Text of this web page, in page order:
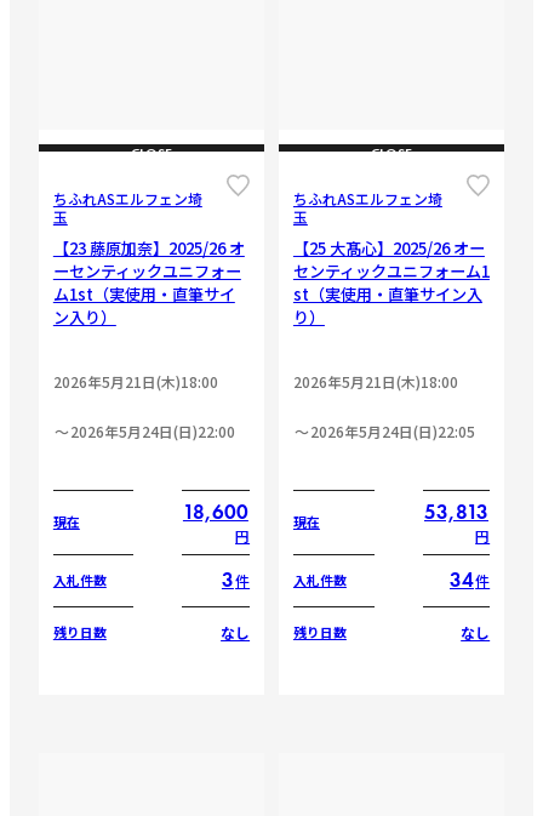
CLOSE
ちふれASエルフェン埼
玉
【23 藤原加奈】2025/26 オ
ーセンティックユニフォー
ム1st（実使用・直筆サイ
ン入り）
2026年5月21日(木)18:00
2026年5月24日(日)22:00
現在 18,600
円
入札件数 3件
残り日数 なし
CLOSE
ちふれASエルフェン埼
玉
【25 大髙心】2025/26 オー
センティックユニフォーム1
st（実使用・直筆サイン入
り）
2026年5月21日(木)18:00
2026年5月24日(日)22:05
現在 53,813
円
入札件数 34件
残り日数 なし